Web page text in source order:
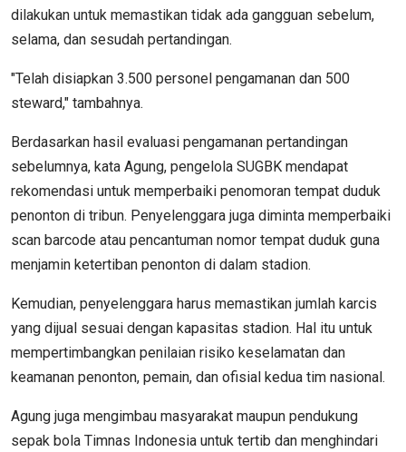
dilakukan untuk memastikan tidak ada gangguan sebelum,
selama, dan sesudah pertandingan.
"Telah disiapkan 3.500 personel pengamanan dan 500
steward," tambahnya.
Berdasarkan hasil evaluasi pengamanan pertandingan
sebelumnya, kata Agung, pengelola SUGBK mendapat
rekomendasi untuk memperbaiki penomoran tempat duduk
penonton di tribun. Penyelenggara juga diminta memperbaiki
scan barcode atau pencantuman nomor tempat duduk guna
menjamin ketertiban penonton di dalam stadion.
Kemudian, penyelenggara harus memastikan jumlah karcis
yang dijual sesuai dengan kapasitas stadion. Hal itu untuk
mempertimbangkan penilaian risiko keselamatan dan
keamanan penonton, pemain, dan ofisial kedua tim nasional.
Agung juga mengimbau masyarakat maupun pendukung
sepak bola Timnas Indonesia untuk tertib dan menghindari